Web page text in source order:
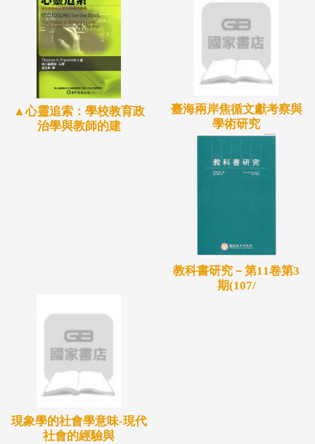
區健康議題」三項因素成為重要的發展關鍵。
▲心靈追索：學校教育政
治學與教師的建
臺海兩岸焦循文獻考察與
學術研究
教科書研究－第11卷第3
期(107/
現象學的社會學意味-現代
社會的經驗與